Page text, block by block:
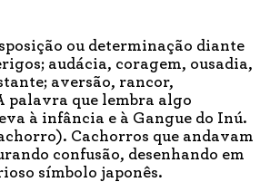
ou determinação diante
audácia, coragem, ousadia,
aversão, rancor,
palavra que lembra algo
à infância e à Gangue do Inú.
Cachorros que andavam
confusão, desenhando em
símbolo japonês.